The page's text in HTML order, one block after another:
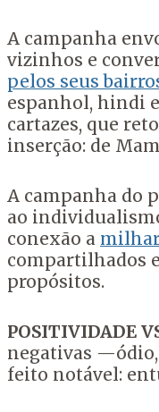
A campanha
vizinhos e
pelos seus
espanhol, hindi
cartazes, que
inserção: de
A campanha do
ao
conexão a
compartilhados
propósitos.
POSITIVIDADE
negativas
feito notável: